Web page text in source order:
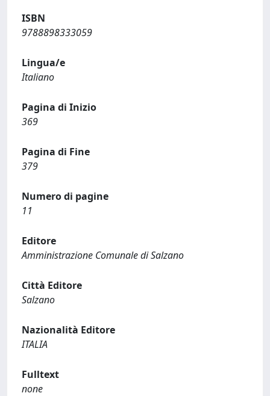
ISBN
9788898333059
Lingua/e
Italiano
Pagina di Inizio
369
Pagina di Fine
379
Numero di pagine
11
Editore
Amministrazione Comunale di Salzano
Città Editore
Salzano
Nazionalità Editore
ITALIA
Fulltext
none